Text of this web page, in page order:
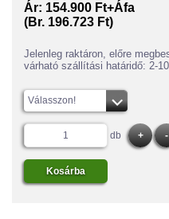
Ár: 154.900 Ft+Áfa
(Br. 196.723 Ft)
Jelenleg raktáron, előre
várható szállítási határidő: 2-
Válasszon!
db